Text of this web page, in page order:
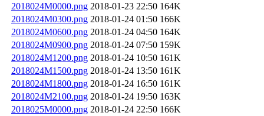
2018024M0000.png 2018-01-23 22:50 164K
2018024M0300.png 2018-01-24 01:50 166K
2018024M0600.png 2018-01-24 04:50 164K
2018024M0900.png 2018-01-24 07:50 159K
2018024M1200.png 2018-01-24 10:50 161K
2018024M1500.png 2018-01-24 13:50 161K
2018024M1800.png 2018-01-24 16:50 161K
2018024M2100.png 2018-01-24 19:50 163K
2018025M0000.png 2018-01-24 22:50 166K